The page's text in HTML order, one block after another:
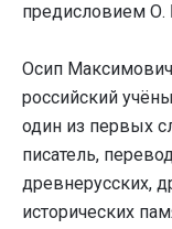
предисловием О.
Осип
российский
один из первых
писатель,
древнерусских,
исторических